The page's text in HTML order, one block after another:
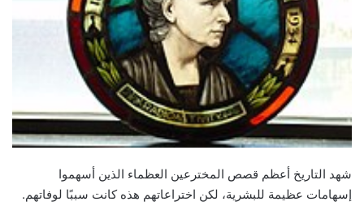
شهد التاريخ أعظم قصص المخترعين العظماء الذين أسهموا
إسهامات عظيمة للبشرية، لكن اختراعاتهم هذه كانت سببًا لوفاتهم.